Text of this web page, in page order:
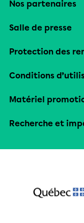
Nos partenaires
Salle de presse
Protection des
Conditions
Matériel
Recherche et